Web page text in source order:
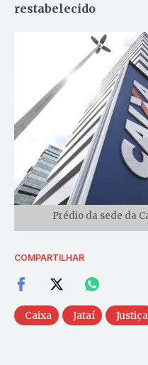
restabelecido
Prédio da sede da
COMPARTILHAR
Caixa Jataí Justiça